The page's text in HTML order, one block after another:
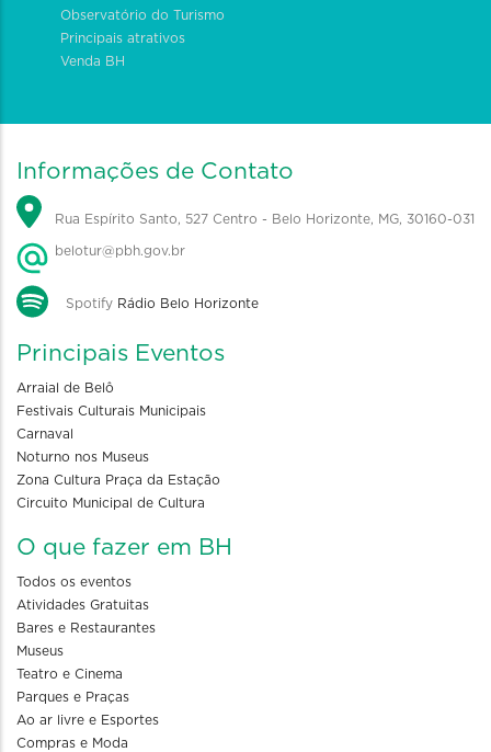
Observatório do Turismo
Principais atrativos
Venda BH
Informações de Contato
Rua Espírito Santo, 527 Centro - Belo Horizonte, MG, 30160-031
belotur@pbh.gov.br
Spotify Rádio Belo Horizonte
Principais Eventos
Arraial de Belô
Festivais Culturais Municipais
Carnaval
Noturno nos Museus
Zona Cultura Praça da Estação
Circuito Municipal de Cultura
O que fazer em BH
Todos os eventos
Atividades Gratuitas
Bares e Restaurantes
Museus
Teatro e Cinema
Parques e Praças
Ao ar livre e Esportes
Compras e Moda